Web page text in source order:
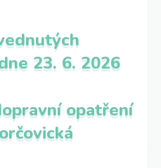
23. 6. 2026
opatření